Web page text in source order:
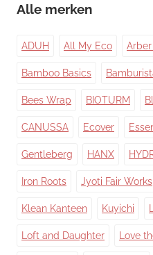
Alle merken
ADUH All My Eco
Bamboo Basics
Bees Wrap BIOTURM
CANUSSA Ecover
Gentleberg HANX
Iron Roots Jyoti Fair Works
Klean Kanteen Kuyichi
Loft and Daughter Love